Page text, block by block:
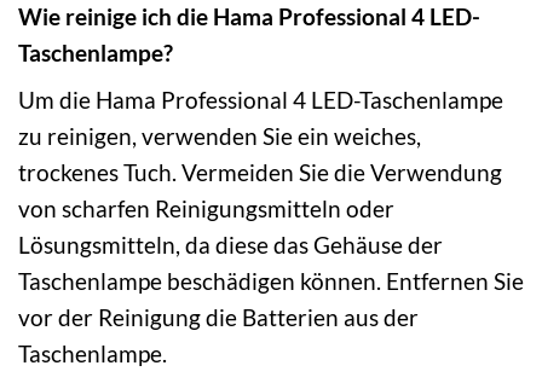
Wie reinige ich die Hama Professional 4 LED-
Taschenlampe?
Um die Hama Professional 4 LED-Taschenlampe
zu reinigen, verwenden Sie ein weiches,
trockenes Tuch. Vermeiden Sie die Verwendung
von scharfen Reinigungsmitteln oder
Lösungsmitteln, da diese das Gehäuse der
Taschenlampe beschädigen können. Entfernen Sie
vor der Reinigung die Batterien aus der
Taschenlampe.